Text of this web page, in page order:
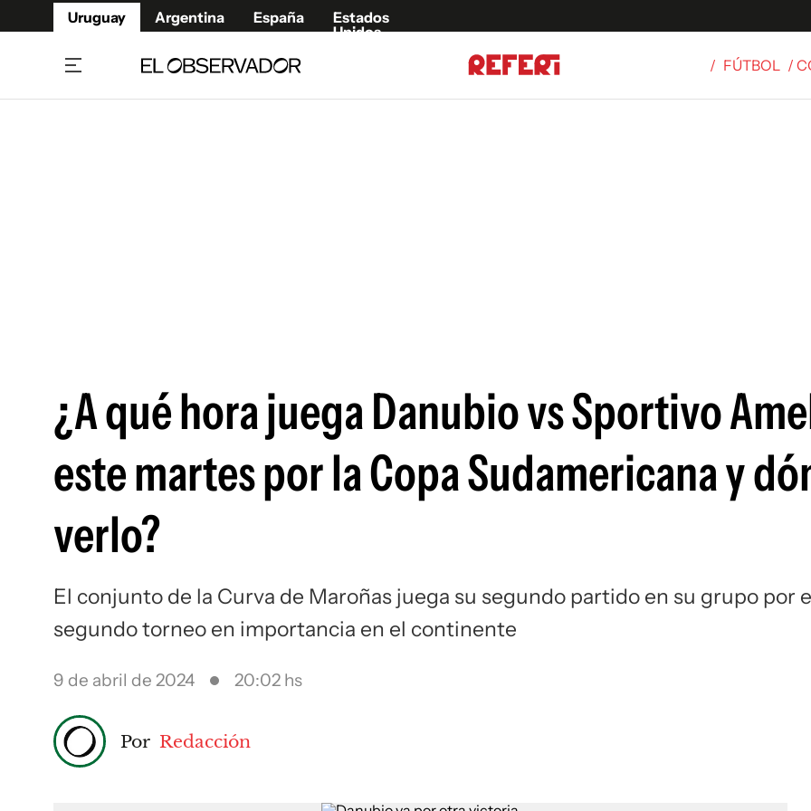
Uruguay Argentina España
Estados
Unidos
/ FÚTBOL /
¿A qué hora juega Danubio vs Sportivo
este martes por la Copa Sudamericana y
verlo?
El conjunto de la Curva de Maroñas juega su segundo partido en su grupo por
segundo torneo en importancia en el continente
9 de abril de 2024 20:02 hs
Por Redacción